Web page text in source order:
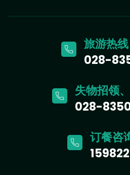
旅游热线
028-
失物招领
028-
订餐咨